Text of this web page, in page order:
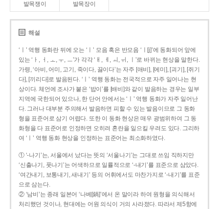
발목쟁이 발목장이
해설
‘ㅣ’ 역행 동화란 뒤에 오는 ‘ㅣ’ 모음 혹은 반모음 ‘ㅣ[j]’에 동화되어 앞에
있는 ‘ㅏ, ㅓ, ㅗ, ㅜ, ㅡ’가 각각 ‘ㅐ, ㅔ, ㅚ, ㅟ, ㅣ’로 바뀌는 현상을 말한다.
가령, ‘아비, 어미, 고기, 죽이다, 끓이다’는 자주 [애비], [에미], [괴기], [쥐기
다], [끼리다]로 발음된다. ‘ㅣ’ 역행 동화는 전국적으로 자주 일어나는 현
상이다. 체언에 조사가 붙은 ‘밥이’를 [배비]와 같이 발음하는 경우는 일부
지역에 국한되어 있으나, 한 단어 안에서는 ‘ㅣ’ 역행 동화가 자주 일어난
다. 그러나 대부분 주의해서 발음하면 피할 수 있는 발음이므로 그 동화
형을 표준어로 삼기 어렵다. 또한 이 동화 현상은 매우 광범위하여 그 동
화형을 다 표준어로 인정하면 오히려 혼란을 일으킬 우려도 있다. 그리하
여 ‘ㅣ’ 역행 동화 현상을 인정하는 표준어는 최소화하였다.
① ‘-나기’는, 서울에서 났다는 뜻의 ‘서울나기’는 그대로 쓰임 직하지만
‘신출나기, 풋나기’는 어색하므로 일률적으로 ‘-내기’를 표준으로 삼았다.
‘여간내기, 보통내기, 새내기’ 등의 어휘에서도 마찬가지로 ‘-내기’를 표준
으로 삼는다.
② ‘남비’는 종래 일본어 ‘나베[鍋]’에서 온 말이라 하여 원형을 의식해서
처리했던 것이나, 현대에는 어원 의식이 거의 사라졌다. 따라서 제5항에